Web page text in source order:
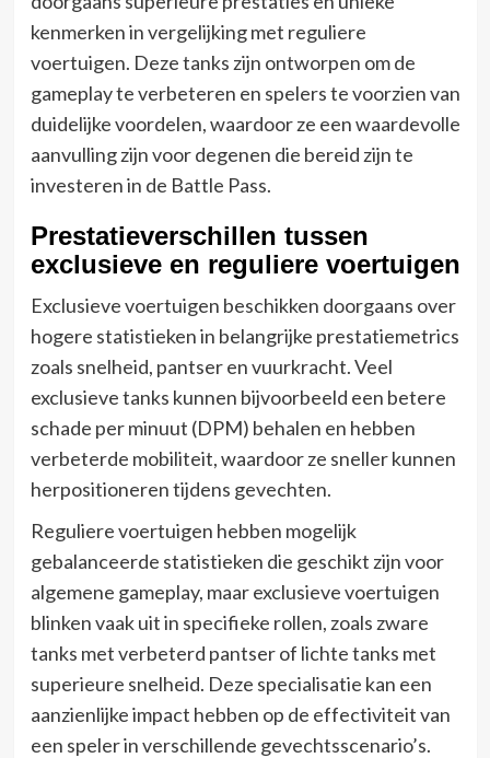
kenmerken in vergelijking met reguliere
voertuigen. Deze tanks zijn ontworpen om de
gameplay te verbeteren en spelers te voorzien van
duidelijke voordelen, waardoor ze een waardevolle
aanvulling zijn voor degenen die bereid zijn te
investeren in de Battle Pass.
Prestatieverschillen tussen
exclusieve en reguliere voertuigen
Exclusieve voertuigen beschikken doorgaans over
hogere statistieken in belangrijke prestatiemetrics
zoals snelheid, pantser en vuurkracht. Veel
exclusieve tanks kunnen bijvoorbeeld een betere
schade per minuut (DPM) behalen en hebben
verbeterde mobiliteit, waardoor ze sneller kunnen
herpositioneren tijdens gevechten.
Reguliere voertuigen hebben mogelijk
gebalanceerde statistieken die geschikt zijn voor
algemene gameplay, maar exclusieve voertuigen
blinken vaak uit in specifieke rollen, zoals zware
tanks met verbeterd pantser of lichte tanks met
superieure snelheid. Deze specialisatie kan een
aanzienlijke impact hebben op de effectiviteit van
een speler in verschillende gevechtsscenario’s.